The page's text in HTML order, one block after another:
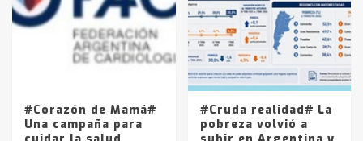
4
Los precios de los combustibles en
La Pampa, desde YPF hasta Axion
entre 857 a 1338 pesos
#Corazón de Mamá#
Una campaña para
#Cruda realidad# La
pobreza volvió a